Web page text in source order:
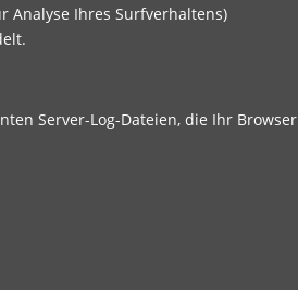
Analyse Ihres Surfverhaltens)
Server-Log-Dateien, die Ihr Browser